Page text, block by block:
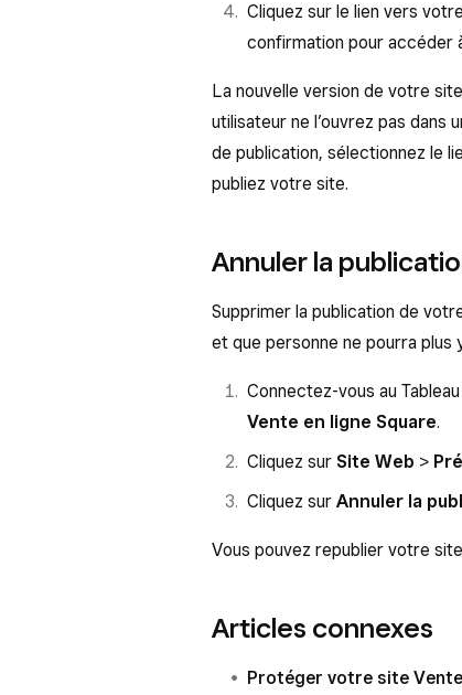
Cliquez sur le lien vers
confirmation pour accéder
La nouvelle version de votre
utilisateur ne l’ouvrez pas dans
de publication, sélectionnez le
publiez votre site.
Annuler la
Supprimer la publication de
et que personne ne pourra plus
Connectez-vous au
Vente en ligne Square.
Cliquez sur Site Web >
Cliquez sur Annuler la
Vous pouvez republier votre
Articles connexes
Protéger votre site